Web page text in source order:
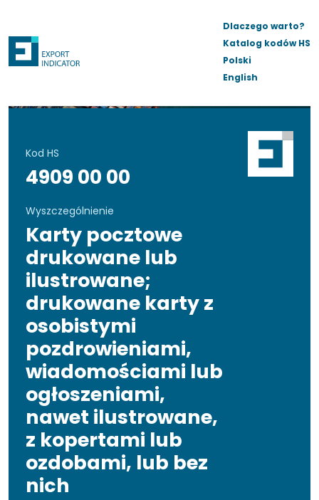
Dlaczego warto?
Katalog kodów HS
Polski
English
Kod HS
4909 00 00
Wyszczególnienie
Karty pocztowe
drukowane lub
ilustrowane;
drukowane karty z
osobistymi
pozdrowieniami,
wiadomościami lub
ogłoszeniami,
nawet ilustrowane,
z kopertami lub
ozdobami, lub bez
nich